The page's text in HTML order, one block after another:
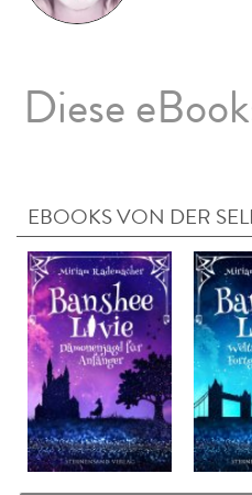
Diese
EBOOKS VON DER